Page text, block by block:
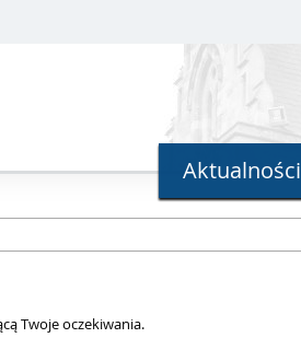
Aktualności
Twoje oczekiwania.